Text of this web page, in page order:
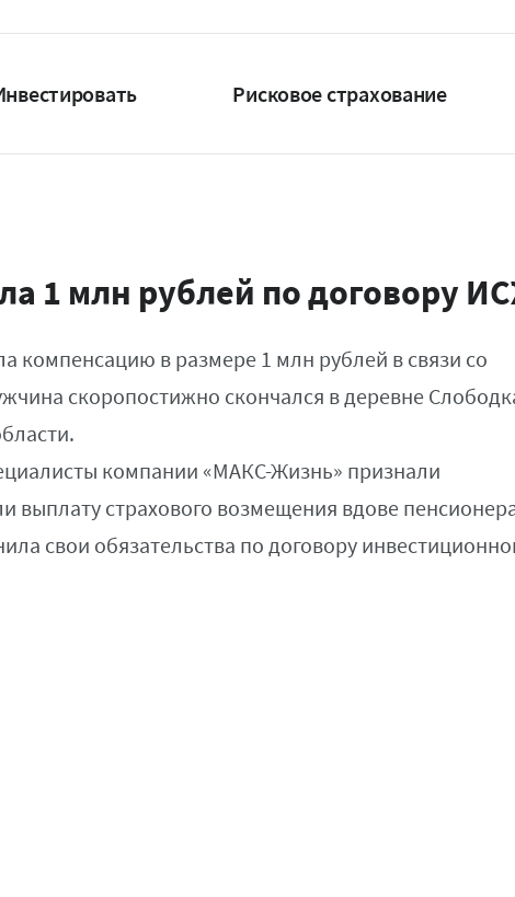
Рисковое страхование
1 млн рублей по договору
компенсацию в размере 1 млн рублей в связи со
скоропостижно скончался в деревне
компании «МАКС-Жизнь» признали
страхового возмещения вдове
свои обязательства по договору